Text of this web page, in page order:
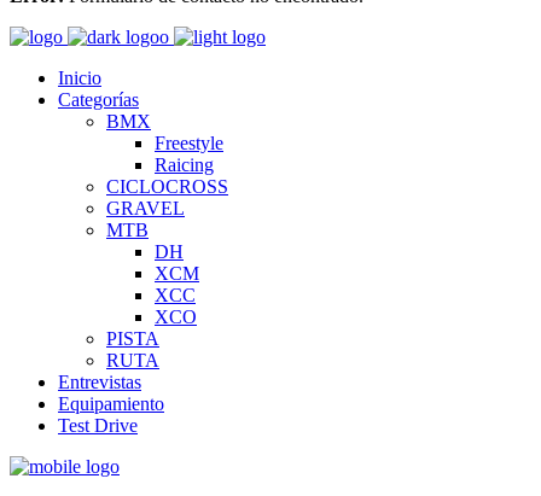
Inicio
Categorías
BMX
Freestyle
Raicing
CICLOCROSS
GRAVEL
MTB
DH
XCM
XCC
XCO
PISTA
RUTA
Entrevistas
Equipamiento
Test Drive